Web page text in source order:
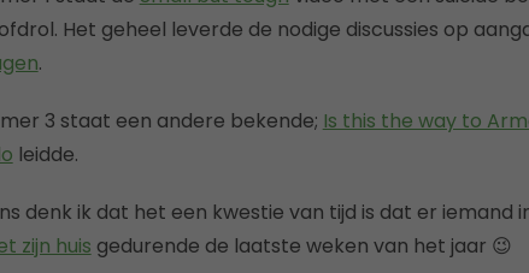
Het geheel leverde de nodige discussies op
.
3 staat een andere bekende; Is this the way to
leidde.
denk ik dat het een kwestie van tijd is dat er iemand
zijn huis gedurende de laatste weken van het jaar 😉